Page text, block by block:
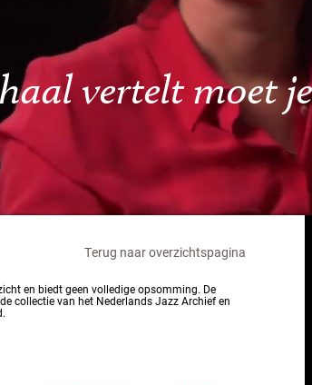
vertelt moet
Terug naar overzichtspagina
en biedt geen volledige opsomming. De
collectie van het Nederlands Jazz Archief en